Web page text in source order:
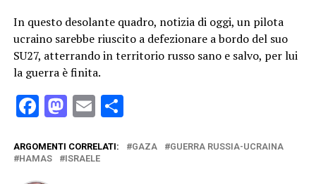
In questo desolante quadro, notizia di oggi, un pilota
ucraino sarebbe riuscito a defezionare a bordo del suo
SU27, atterrando in territorio russo sano e salvo, per lui
la guerra è finita.
Facebook
Mastodon
EmailCondividi
ARGOMENTI CORRELATI: GAZA
GUERRA RUSSIA-UCRAINA
HAMAS
ISRAELE